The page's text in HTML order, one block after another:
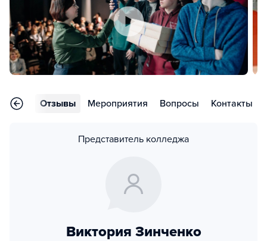
Отзывы Мероприятия Вопросы Контакты
Представитель колледжа
Виктория Зинченко